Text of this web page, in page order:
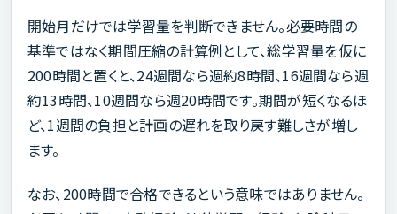
開始月だけでは学習量を判断できません。必要時間の
基準ではなく期間圧縮の計算例として、総学習量を仮に
200時間と置くと、24週間なら週約8時間、16週間なら週
約13時間、10週間なら週20時間です。期間が短くなるほ
ど、1週間の負担と計画の遅れを取り戻す難しさが増し
ます。
なお、200時間で合格できるという意味ではありません。